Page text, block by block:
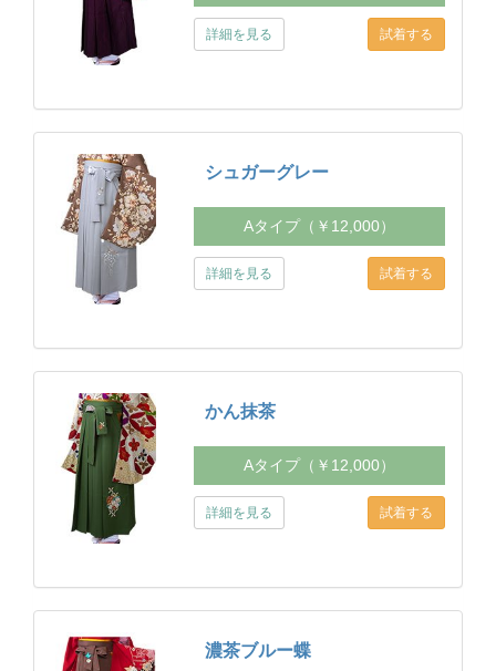
詳細を見る
シュガーグレー
Aタイプ（￥12,000）
詳細を見る
かん抹茶
Aタイプ（￥12,000）
詳細を見る
濃茶ブルー蝶